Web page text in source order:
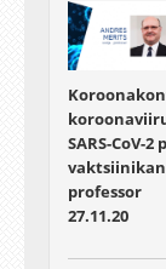
SARS-CoV-
professor
27.11.20